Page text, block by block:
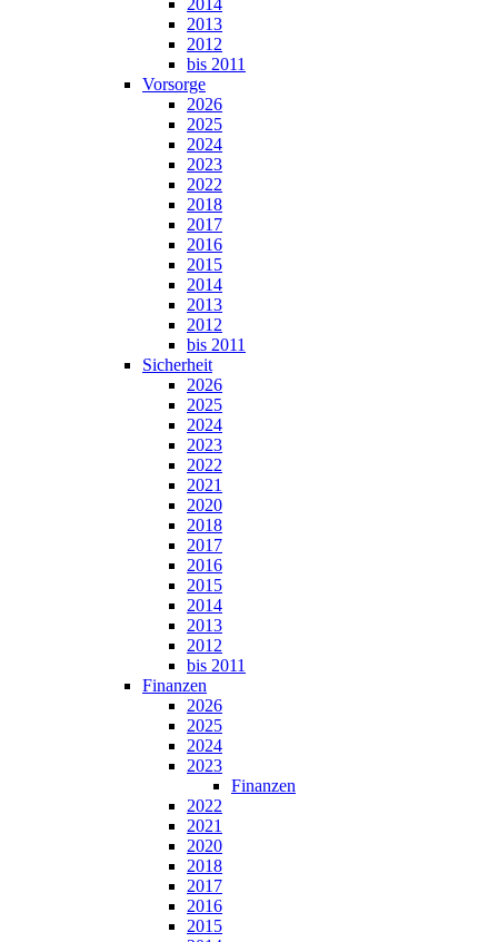
2014
2013
2012
bis 2011
Vorsorge
2026
2025
2024
2023
2022
2018
2017
2016
2015
2014
2013
2012
bis 2011
Sicherheit
2026
2025
2024
2023
2022
2021
2020
2018
2017
2016
2015
2014
2013
2012
bis 2011
Finanzen
2026
2025
2024
2023
Finanzen
2022
2021
2020
2018
2017
2016
2015